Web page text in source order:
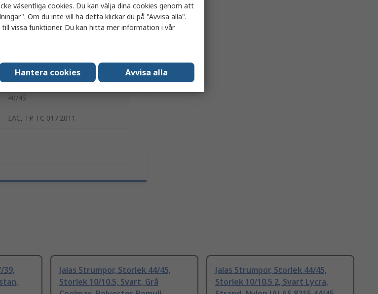
Strumpor
JALAS 4400
40/45
EAC, TP TC 017:2011
39,
Jalas Strumpor, Storlek 44/45,
Storlek 10/10.5, Svart, Grå
Jalas Strumpor, Storlek 44/45,
Storlek 10/10.5 2, Svart Lycra,
väsentliga cookies. Du kan välja dina cookies genom att
Om du inte vill ha detta klickar du på "Avvisa alla".
vissa funktioner. Du kan hitta mer information i vår
Hantera cookies Avvisa alla